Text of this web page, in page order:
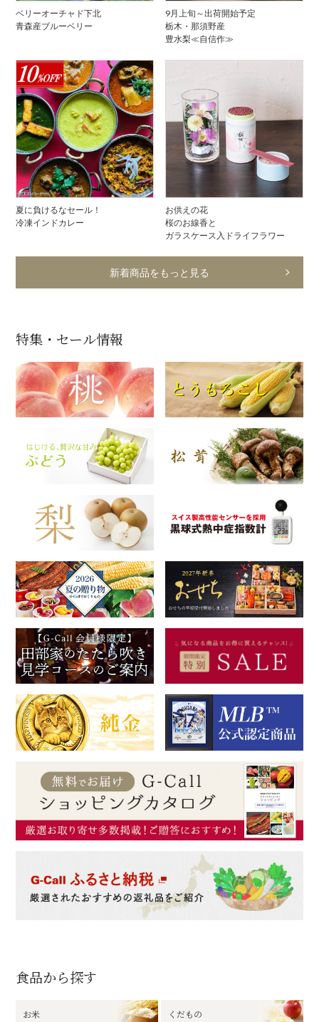
ベリーオーチャド下北
青森産ブルーベリー
9月上旬～出荷開始予定
栃木・那須野産
豊水梨≪自信作≫
夏に負けるなセール！
冷凍インドカレー
お供えの花
桜のお線香と
ガラスケース入ドライフラワー
新着商品をもっと見る
特集・セール情報
食品から探す
お米 くだもの